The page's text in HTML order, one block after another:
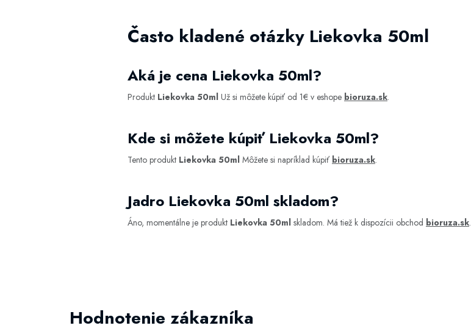
Často kladené otázky Liekovka 50ml
Aká je cena Liekovka 50ml?
Produkt Liekovka 50ml Už si môžete kúpiť od 1€ v eshope bioruza.sk.
Kde si môžete kúpiť Liekovka 50ml?
Tento produkt Liekovka 50ml Môžete si napríklad kúpiť bioruza.sk.
Jadro Liekovka 50ml skladom?
Áno, momentálne je produkt Liekovka 50ml skladom. Má tiež k dispozícii obchod bioruza.sk.
Hodnotenie zákazníka